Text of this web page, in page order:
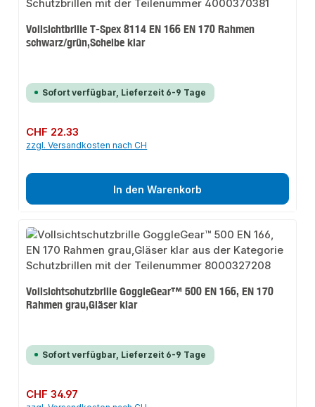
Vollsichtbrille T-Spex 8114 EN 166 EN 170 Rahmen
schwarz/grün,Scheibe klar
Sofort verfügbar, Lieferzeit 6-9 Tage
Regulärer Preis:
CHF 22.33
zzgl. Versandkosten nach CH
In den Warenkorb
Vollsichtschutzbrille GoggleGear™ 500 EN 166, EN 170
Rahmen grau,Gläser klar
Sofort verfügbar, Lieferzeit 6-9 Tage
Regulärer Preis:
CHF 34.97